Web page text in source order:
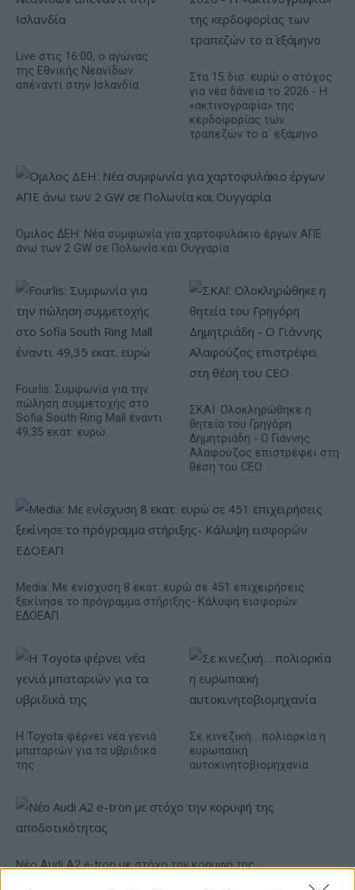
Live στις 16:00, ο αγώνας
της Εθνικής Νεανίδων
απέναντι στην Ισλανδία
Στα 15 δισ. ευρώ ο στόχος
για νέα δάνεια το 2026 - Η
«ακτινογραφία» της
κερδοφορίας των
τραπεζών το α΄ εξάμηνο
Όμιλος ΔΕΗ: Νέα συμφωνία για χαρτοφυλάκιο έργων ΑΠΕ
άνω των 2 GW σε Πολωνία και Ουγγαρία
Fourlis: Συμφωνία για την
πώληση συμμετοχής στο
Sofia South Ring Mall έναντι
49,35 εκατ. ευρώ
ΣΚΑΪ: Ολοκληρώθηκε η
θητεία του Γρηγόρη
Δημητριάδη - Ο Γιάννης
Αλαφούζος επιστρέφει στη
θέση του CEO
Media: Με ενίσχυση 8 εκατ. ευρώ σε 451 επιχειρήσεις
ξεκίνησε το πρόγραμμα στήριξης- Κάλυψη εισφορών
ΕΔΟΕΑΠ
Η Toyota φέρνει νέα γενιά
μπαταριών για τα υβριδικά
της
Σε κινεζική… πολιορκία η
ευρωπαϊκή
αυτοκινητοβιομηχανία
Νέο Audi A2 e-tron με στόχο την κορυφή της